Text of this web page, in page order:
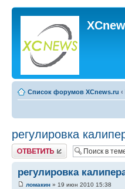
Список форумов XCnews.ru ‹
регулировка
Ответить
регулировка
ломакин » 19 июн 2010 15:38